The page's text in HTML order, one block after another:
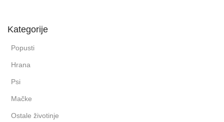
Kategorije
Popusti
Hrana
Psi
Mačke
Ostale životinje